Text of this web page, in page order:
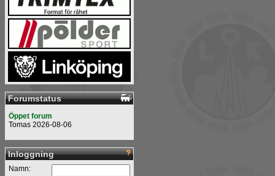
Forumstatus
Öppet forum
Tomas 2026-08-06
Inloggning
Namn: